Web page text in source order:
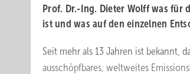
Prof. Dr.-Ing. Dieter Wolff was für
ist und was auf den einzelnen
Seit mehr als 13 Jahren ist bekannt,
ausschöpfbares, weltweites